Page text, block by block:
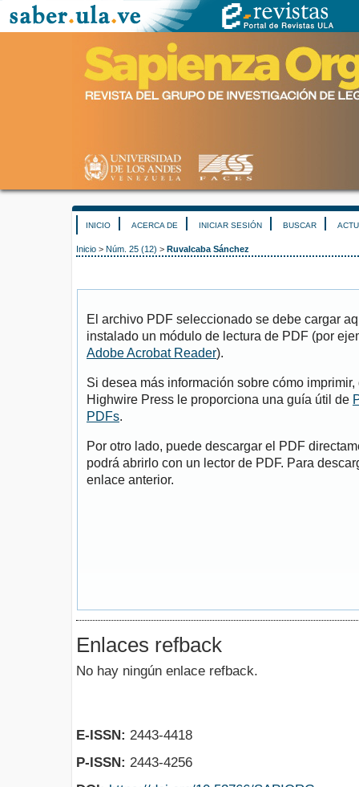
INICIO ACERCA DE INICIAR SESIÓN BUSCAR
Inicio > Núm. 25 (12) > Ruvalcaba Sánchez
El archivo PDF seleccionado se debe cargar
instalado un módulo de lectura de PDF (por
Adobe Acrobat Reader).
Si desea más información sobre cómo
Highwire Press le proporciona una guía útil de
PDFs.
Por otro lado, puede descargar el PDF
podrá abrirlo con un lector de PDF. Para
enlace anterior.
Enlaces refback
No hay ningún enlace refback.
E-ISSN: 2443-4418
P-ISSN: 2443-4256